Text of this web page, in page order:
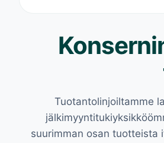
Tuotantolinjoiltamme
suurimman osan tuotteista